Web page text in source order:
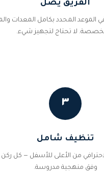
الفريق يصل
الموعد المحدد بكامل المعدات
لا تحتاج لتجهيز شيء.
٣
تنظيف شامل
من الأعلى للأسفل — كل ركن
وفق منهجية مدروسة.